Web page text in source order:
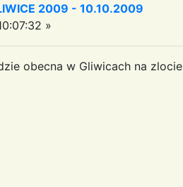
2009 - 10.10.2009
»
obecna w Gliwicach na zlocie